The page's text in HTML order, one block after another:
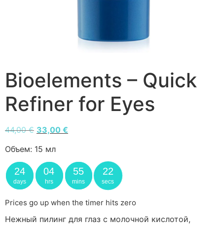
Bioelements – Quick
Refiner for Eyes
44,00€ 33,00 €
Объем: 15 мл
24
days
04
hrs
55
mins
22
secs
Prices go up when the timer hits zero
Нежный пилинг для глаз с молочной кислотой,